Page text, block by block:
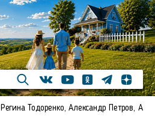
ВконтактеYoutubeОдноклассники
ТелеграмЯндекс
Регина Тодоренко, Александр Петров,